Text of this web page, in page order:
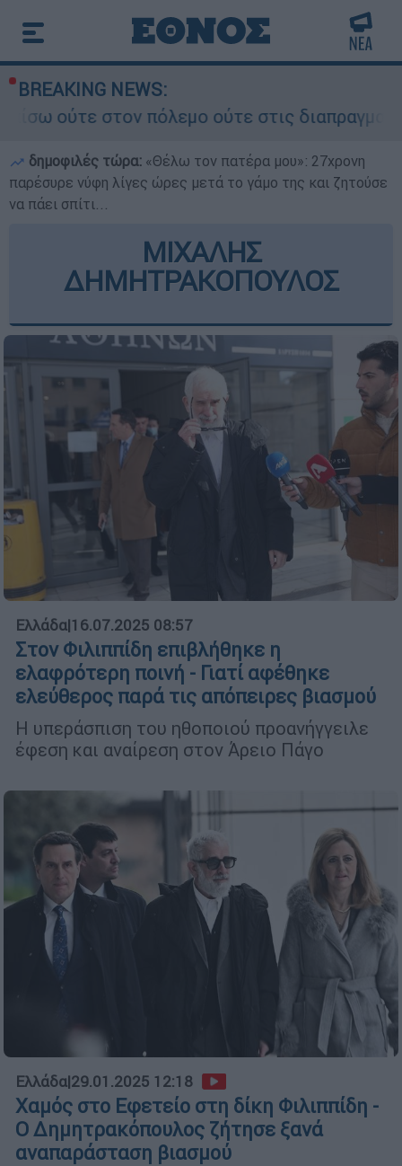
BREAKING NEWS:
πόλεμο ούτε στις διαπραγματεύσεις» - Οι
δημοφιλές τώρα: «Θέλω τον πατέρα μου»: 27χρονη
παρέσυρε νύφη λίγες ώρες μετά το γάμο της και ζητούσε
να πάει σπίτι...
ΜΙΧΑΛΗΣ
ΔΗΜΗΤΡΑΚΟΠΟΥΛΟΣ
Ελλάδα|16.07.2025 08:57
Στον Φιλιππίδη επιβλήθηκε η
ελαφρότερη ποινή - Γιατί αφέθηκε
ελεύθερος παρά τις απόπειρες βιασμού
Η υπεράσπιση του ηθοποιού προανήγγειλε
έφεση και αναίρεση στον Άρειο Πάγο
Ελλάδα|29.01.2025 12:18
Χαμός στο Εφετείο στη δίκη Φιλιππίδη -
Ο Δημητρακόπουλος ζήτησε ξανά
αναπαράσταση βιασμού